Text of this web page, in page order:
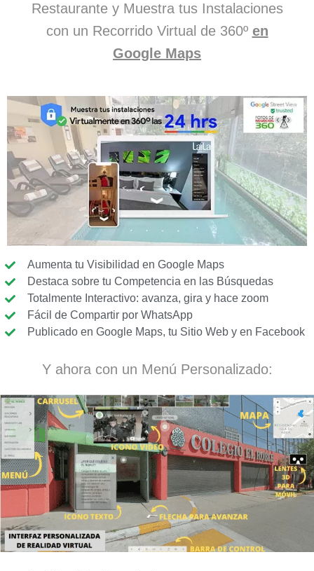
Restaurante y Muestra tus Instalaciones
con un Recorrido Virtual de 360º en
Google Maps
Aumenta tu Visibilidad en Google Maps
Destaca sobre tu Competencia en las Búsquedas
Totalmente Interactivo: avanza, gira y hace zoom
Fácil de Compartir por WhatsApp
Publicado en Google Maps, tu Sitio Web y en Facebook
Y ahora con un Menú Personalizado: